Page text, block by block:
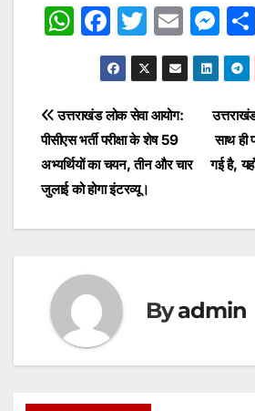
W
s
A
p
p
F
a
c
e
b
o
o
k
T
w
itt
er
E
m
ai
M
e
s
s
e
n
er
Post
navigation
साथ ही
गई है,
उत्तराखंड लोक सेवा आयोग:
पीसीएस भर्ती परीक्षा के शेष 59
अभ्यर्थियों का चयन, तीन और चार
जुलाई को होगा इंटरव्यू।
Byadmin